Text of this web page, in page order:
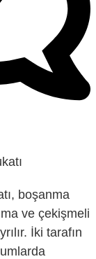
boşanma
ve çekişmeli
İki tarafın